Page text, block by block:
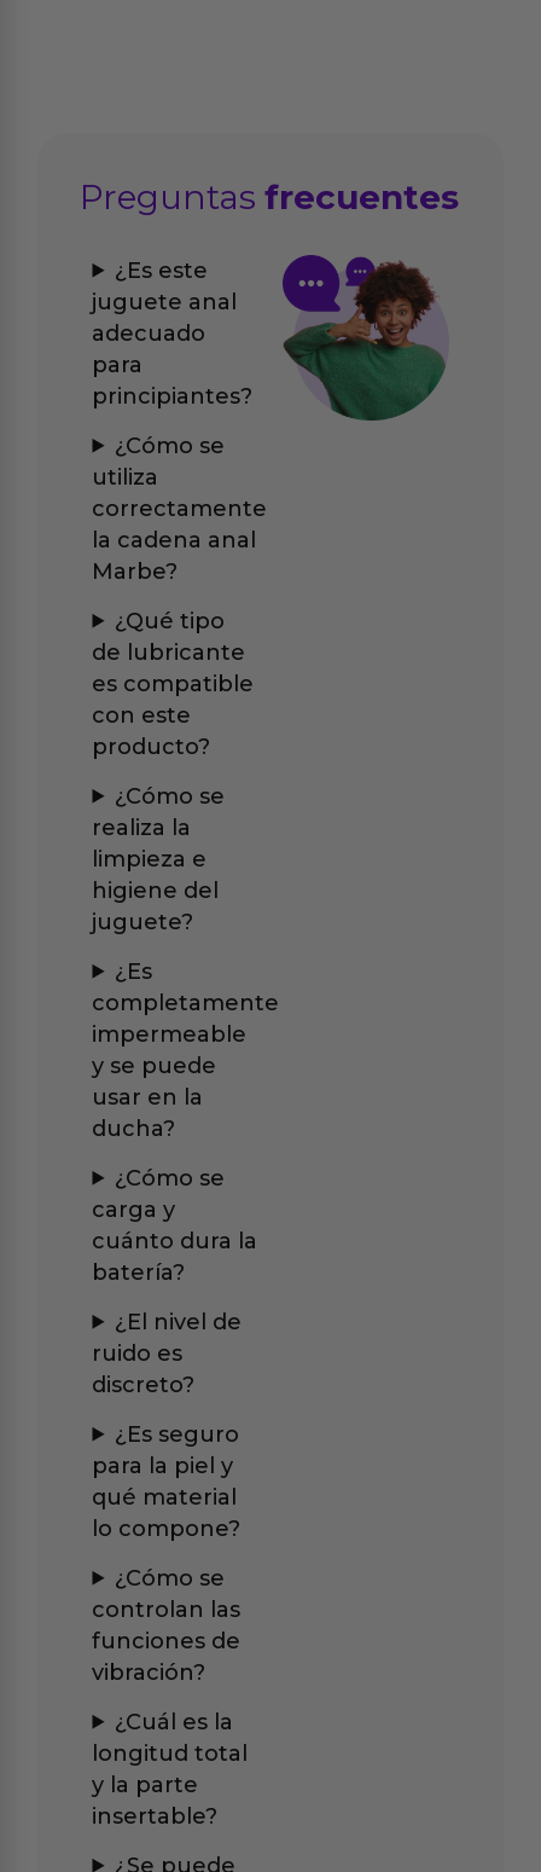
Preguntasfrecuentes
¿Es este
juguete anal
adecuado
para
principiantes?
¿Cómo se
utiliza
correctamente
la cadena anal
Marbe?
¿Qué tipo
de lubricante
es compatible
con este
producto?
¿Cómo se
realiza la
limpieza e
higiene del
juguete?
¿Es
completamente
impermeable
y se puede
usar en la
ducha?
¿Cómo se
carga y
cuánto dura la
batería?
¿El nivel de
ruido es
discreto?
¿Es seguro
para la piel y
qué material
lo compone?
¿Cómo se
controlan las
funciones de
vibración?
¿Cuál es la
longitud total
y la parte
insertable?
¿Se puede